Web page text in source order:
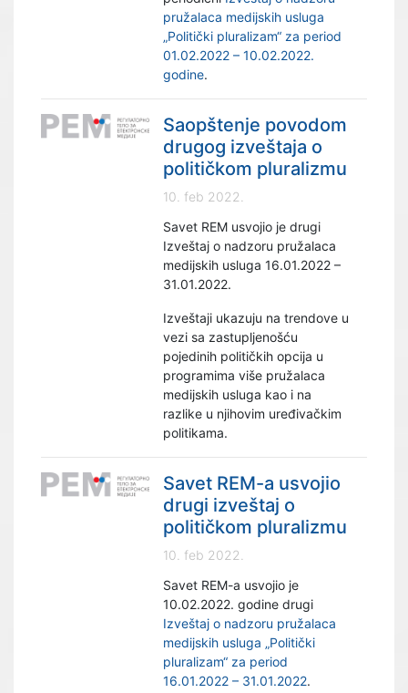
pružalaca medijskih usluga
„Politički pluralizam“ za period
01.02.2022 – 10.02.2022.
godine.
Saopštenje povodom
drugog izveštaja o
političkom pluralizmu
10. feb 2022.
Savet REM usvojio je drugi
Izveštaj o nadzoru pružalaca
medijskih usluga 16.01.2022 –
31.01.2022.
Izveštaji ukazuju na trendove u
vezi sa zastupljenošću
pojedinih političkih opcija u
programima više pružalaca
medijskih usluga kao i na
razlike u njihovim uređivačkim
politikama.
Savet REM-a usvojio
drugi izveštaj o
političkom pluralizmu
10. feb 2022.
Savet REM-a usvojio je
10.02.2022. godine drugi
Izveštaj o nadzoru pružalaca
medijskih usluga „Politički
pluralizam“ za period
16.01.2022 – 31.01.2022.